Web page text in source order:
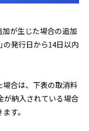
が生じた場合の追加
の発行日から14日以内
合は、下表の取消料
が納入されている場合
す。